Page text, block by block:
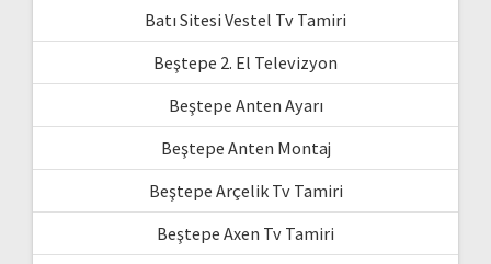
Batı Sitesi Vestel Tv Tamiri
Beştepe 2. El Televizyon
Beştepe Anten Ayarı
Beştepe Anten Montaj
Beştepe Arçelik Tv Tamiri
Beştepe Axen Tv Tamiri